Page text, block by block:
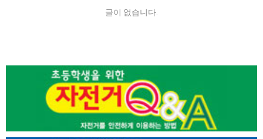
글이 없습니다.